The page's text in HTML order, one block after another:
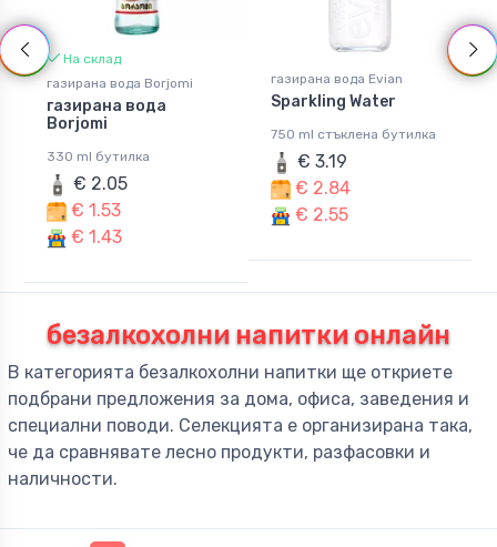
На склад
газирана вода Borjomi
газирана вода
Borjomi
330 ml бутилка
€ 2.05
€ 1.53
€ 1.43
газирана вода Evian
Sparkling Water
750 ml стъклена бутилка
€ 3.19
€ 2.84
€ 2.55
безалкохолни напитки онлайн
В категорията безалкохолни напитки ще откриете
подбрани предложения за дома, офиса, заведения и
специални поводи. Селекцията е организирана така,
че да сравнявате лесно продукти, разфасовки и
наличности.